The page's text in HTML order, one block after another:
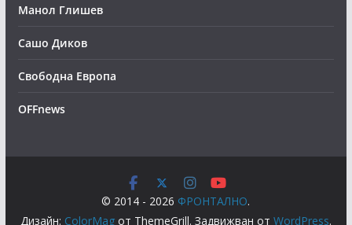
Манол Глишев
Сашо Диков
Свободна Европа
OFFnews
© 2014 - 2026 ФРОНТАЛНО.
Дизайн: ColorMagот ThemeGrill. Задвижван от WordPress.